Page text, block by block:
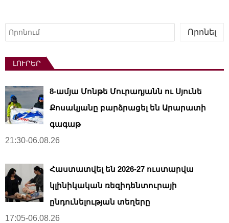
Որոնել
Որոնել
ԼՈՒՐԵՐ
8-ամյա Մոնթե Մուրադյանն ու Սյունե
Քոսակյանը բարձրացել են Արարատի
գագաթ
21:30-06.08.26
Հաստատվել են 2026-27 ուստարվա
կլինիկական ռեզիդենտուրայի
ընդունելության տեղերը
17:05-06.08.26